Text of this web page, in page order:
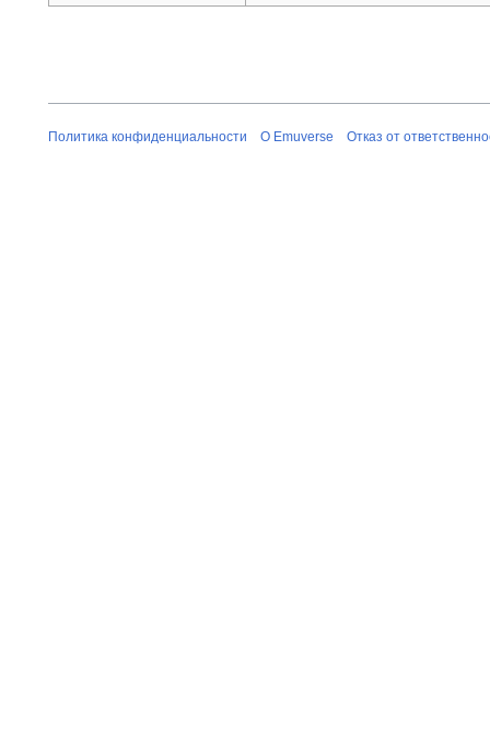
Политика конфиденциальности О Emuverse Отказ от